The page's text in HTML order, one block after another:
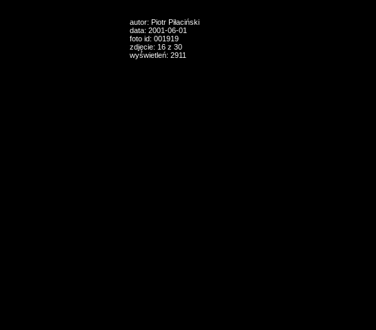
autor: Piotr Piłaciński
data: 2001-06-01
foto id: 001919
zdjęcie: 16 z 30
wyświetleń: 2911